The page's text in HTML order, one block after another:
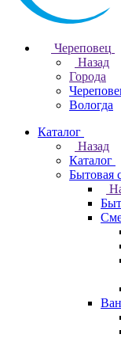
Череповец
Назад
Города
Вологда
Каталог
Назад
Каталог
Бытовая